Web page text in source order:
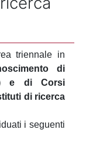
triennale in
di
e di Corsi
di ricerca
i seguenti